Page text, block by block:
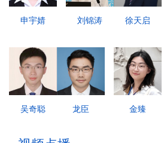
申宇婧 刘锦涛 徐天启
吴奇聪 龙臣 金臻